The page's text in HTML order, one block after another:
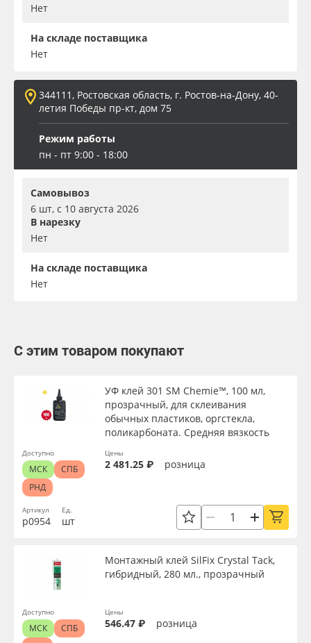
Нет
На складе поставщика
Нет
344111, Ростовская область, г. Ростов-на-Дону, 40-
летия Победы пр-кт, дом 75
Режим работы
пн - пт 9:00 - 18:00
Самовывоз
6 шт, с 10 августа 2026
В нарезку
Нет
На складе поставщика
Нет
С этим товаром покупают
Артикул
р0954
УФ клей 301 SM Chemie™, 100 мл,
прозрачный, для склеивания
обычных пластиков, оргстекла,
поликарбоната. Средняя вязкость
Ед.
шт
Цены
2 481.25 ₽ розница
Доступно
МСК
СПБ
РНД
Монтажный клей SilFix Crystal Tack,
гибридный, 280 мл., прозрачный
Цены
546.47 ₽ розница
Доступно
МСК
СПБ